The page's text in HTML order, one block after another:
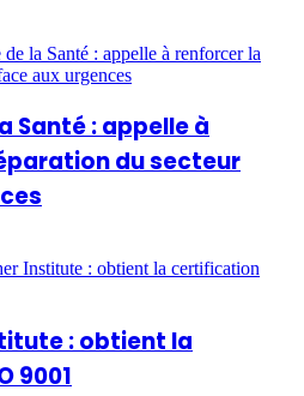
Santé : appelle à
du secteur
: obtient la
9001